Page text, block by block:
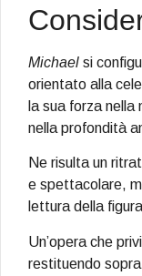
Michael si
orientato alla
la sua forza nella
nella profondità
Ne risulta un
e spettacolare,
lettura della
Un’opera che
restituendo